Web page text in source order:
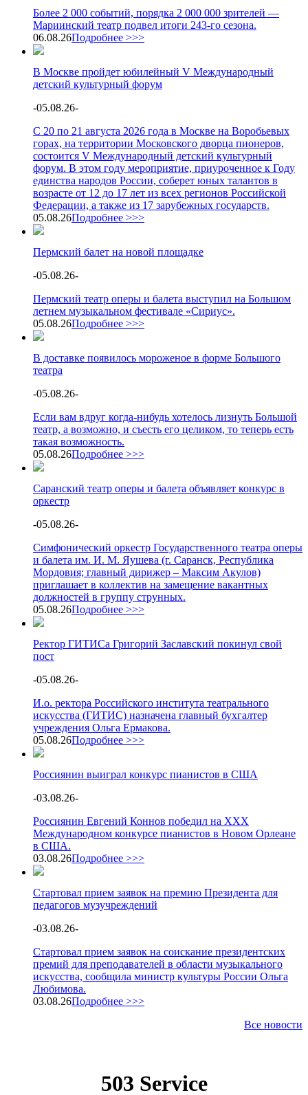
Более 2 000 событий, порядка 2 000 000 зрителей —
Мариинский театр подвел итоги 243-го сезона.
06.08.26Подробнее >>>
В Москве пройдет юбилейный V Международный
детский культурный форум
-05.08.26-
С 20 по 21 августа 2026 года в Москве на Воробьевых
горах, на территории Московского дворца пионеров,
состоится V Международный детский культурный
форум. В этом году мероприятие, приуроченное к Году
единства народов России, соберет юных талантов в
возрасте от 12 до 17 лет из всех регионов Российской
Федерации, а также из 17 зарубежных государств.
05.08.26Подробнее >>>
Пермский балет на новой площадке
-05.08.26-
Пермский театр оперы и балета выступил на Большом
летнем музыкальном фестивале «Сириус».
05.08.26Подробнее >>>
В доставке появилось мороженое в форме Большого
театра
-05.08.26-
Если вам вдруг когда-нибудь хотелось лизнуть Большой
театр, а возможно, и съесть его целиком, то теперь есть
такая возможность.
05.08.26Подробнее >>>
Саранский театр оперы и балета объявляет конкурс в
оркестр
-05.08.26-
Симфонический оркестр Государственного театра оперы
и балета им. И. М. Яушева (г. Саранск, Республика
Мордовия; главный дирижер – Максим Акулов)
приглашает в коллектив на замещение вакантных
должностей в группу струнных.
05.08.26Подробнее >>>
Ректор ГИТИСа Григорий Заславский покинул свой
пост
-05.08.26-
И.о. ректора Российского института театрального
искусства (ГИТИС) назначена главный бухгалтер
учреждения Ольга Ермакова.
05.08.26Подробнее >>>
Россиянин выиграл конкурс пианистов в США
-03.08.26-
Россиянин Евгений Коннов победил на XXX
Международном конкурсе пианистов в Новом Орлеане
в США.
03.08.26Подробнее >>>
Стартовал прием заявок на премию Президента для
педагогов музучреждений
-03.08.26-
Стартовал прием заявок на соискание президентских
премий для преподавателей в области музыкального
искусства, сообщила министр культуры России Ольга
Любимова.
03.08.26Подробнее >>>
Все новости